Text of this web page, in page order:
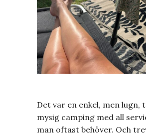
Det var en enkel, men lugn,
mysig camping med all
man oftast behöver. Och